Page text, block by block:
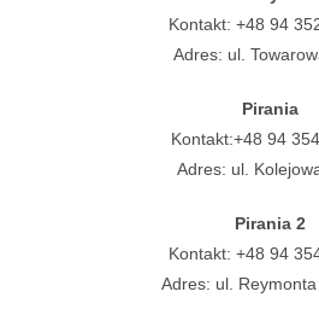
Kontakt: +48 94
Adres: ul.
Pirania
Kontakt:+48 94
Adres: ul.
Pirania 2
Kontakt: +48 94
Adres: ul.